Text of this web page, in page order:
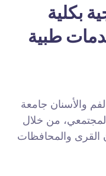
بكلية
طبية
والأسنان جامعة
من خلال
والمحافظات